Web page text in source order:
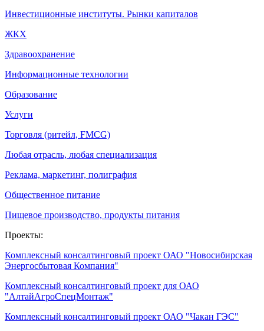
Инвестиционные институты. Рынки капиталов
ЖКХ
Здравоохранение
Информационные технологии
Образование
Услуги
Торговля (ритейл, FMCG)
Любая отрасль, любая специализация
Реклама, маркетинг, полиграфия
Общественное питание
Пищевое производство, продукты питания
Проекты:
Комплексный консалтинговый проект ОАО "Новосибирская
Энергосбытовая Компания"
Комплексный консалтинговый проект для ОАО
"АлтайАгроСпецМонтаж"
Комплексный консалтинговый проект ОАО "Чакан ГЭС"